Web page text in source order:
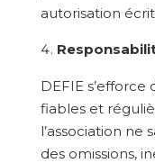
autorisation
DEFIE
fiables et
l’association ne
des omissions,